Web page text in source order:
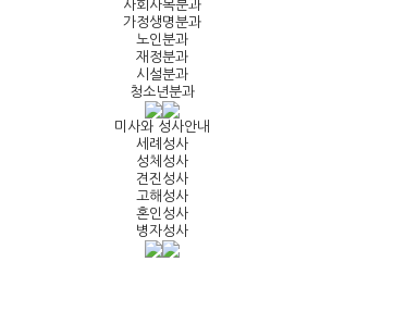
사회사목분과
가정생명분과
노인분과
재정분과
시설분과
청소년분과
미사와 성사안내
세례성사
성체성사
견진성사
고해성사
혼인성사
병자성사